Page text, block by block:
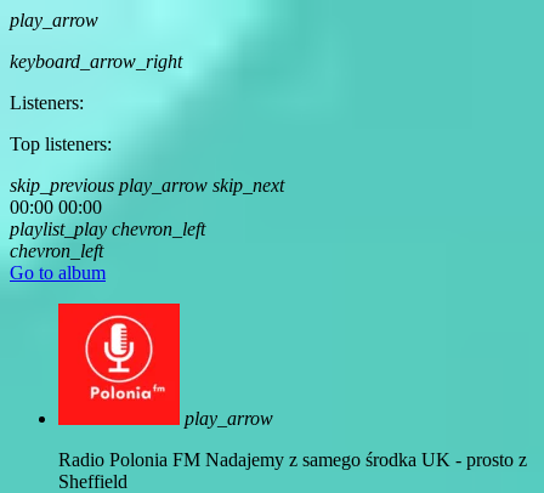
play_arrow
keyboard_arrow_right
Listeners:
Top listeners:
skip_previous play_arrow skip_next
00:00 00:00
playlist_play chevron_left
chevron_left
Go to album
play_arrow
Radio Polonia FM Nadajemy z samego środka UK - prosto z
Sheffield